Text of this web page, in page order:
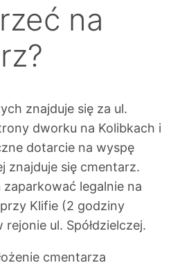
na
znajduje się za ul.
dworku na Kolibkach i
dotarcie na wyspę
znajduje się cmentarz.
legalnie na
Klifie (2 godziny
rejonie ul. Spółdzielczej.
cmentarza